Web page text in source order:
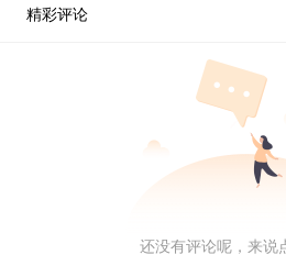
BCH 的底层哲学是再现“电子现金
含义，因为 BTC 当前的区块容量
BCH 在底层上显得更加“灵活”，
精彩评论
还没有评论呢，来说